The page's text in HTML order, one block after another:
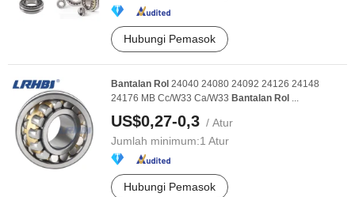
Hubungi Pemasok
Bantalan Rol 24040 24080 24092 24126 24148
24176 MB Cc/W33 Ca/W33 Bantalan Rol ...
US$0,27-0,3 / Atur
Jumlah minimum:1 Atur
Hubungi Pemasok